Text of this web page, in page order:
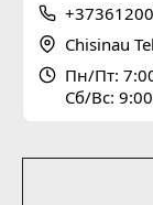
Chisinau
Пн/Пт:
Сб/Вс: